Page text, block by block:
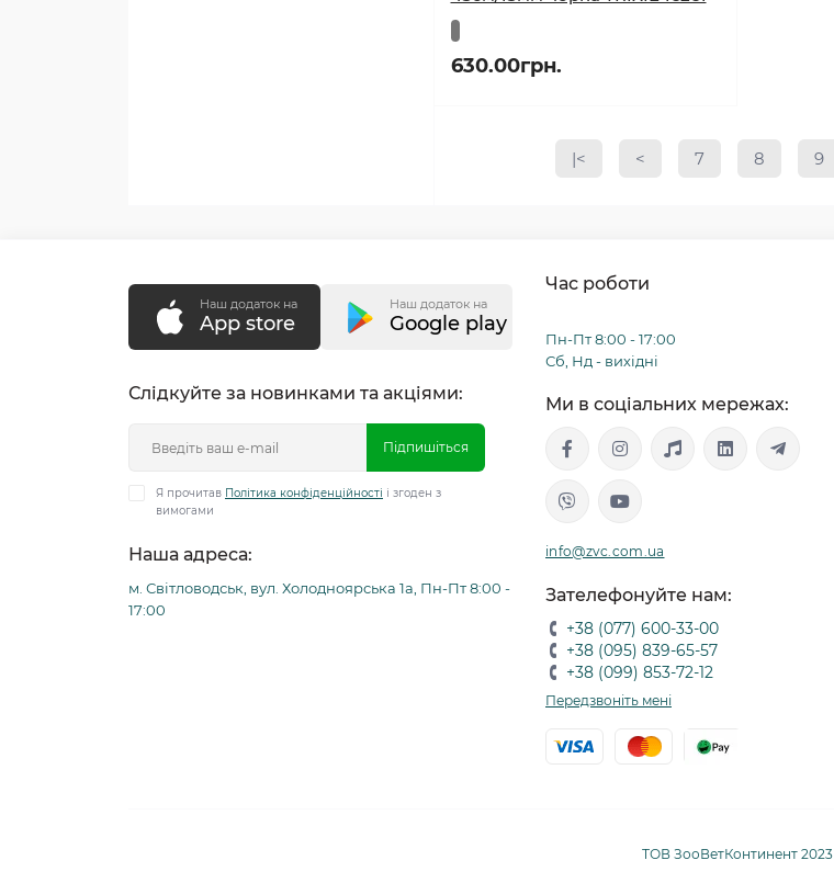
630.00грн.
|< < 7 8 9
Наш додаток на
App store
Наш додаток на
Google play
Слідкуйте за новинками та акціями:
Підпишіться
Я прочитав Політика конфіденційності і згоден з
вимогами
Наша адреса:
м. Світловодськ, вул. Холодноярська 1а, Пн-Пт 8:00 -
17:00
Час роботи
Пн-Пт 8:00 - 17:00
Сб, Нд - вихідні
Ми в соціальних мережах:
info@zvc.com.ua
Зателефонуйте нам:
+38 (077) 600-33-00
+38 (095) 839-65-57
+38 (099) 853-72-12
Передзвоніть мені
ТОВ ЗооВетКонтинент 2023